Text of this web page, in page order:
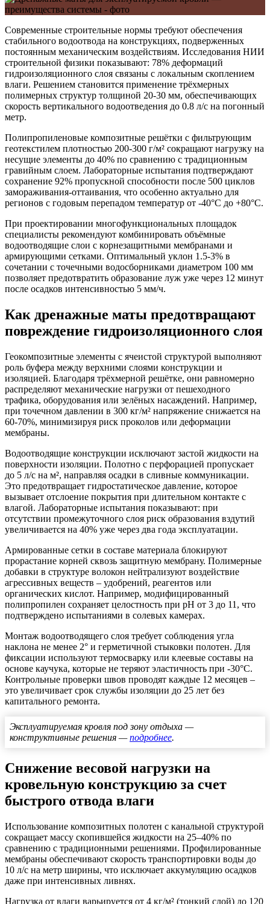
Современные строительные нормы требуют обеспечения
стабильного водоотвода на конструкциях, подверженных
постоянным механическим воздействиям. Исследования НИИ
строительной физики показывают: 78% деформаций
гидроизоляционного слоя связаны с локальным скоплением
влаги. Решением становится применение трёхмерных
полимерных структур толщиной 20-30 мм, обеспечивающих
скорость вертикального водоотведения до 0.8 л/с на погонный
метр.
Полипропиленовые композитные решётки с фильтрующим
геотекстилем плотностью 200-300 г/м² сокращают нагрузку на
несущие элементы до 40% по сравнению с традиционным
гравийным слоем. Лабораторные испытания подтверждают
сохранение 92% пропускной способности после 500 циклов
замораживания-оттаивания, что особенно актуально для
регионов с годовым перепадом температур от -40°C до +80°C.
При проектировании многофункциональных площадок
специалисты рекомендуют комбинировать объёмные
водоотводящие слои с корнезащитными мембранами и
армирующими сетками. Оптимальный уклон 1.5-3% в
сочетании с точечными водосборниками диаметром 100 мм
позволяет предотвратить образование луж уже через 12 минут
после осадков интенсивностью 5 мм/ч.
Как дренажные маты предотвращают
повреждение гидроизоляционного слоя
Геокомпозитные элементы с ячеистой структурой выполняют
роль буфера между верхними слоями конструкции и
изоляцией. Благодаря трёхмерной решётке, они равномерно
распределяют механические нагрузки от пешеходного
трафика, оборудования или зелёных насаждений. Например,
при точечном давлении в 300 кг/м² напряжение снижается на
60-70%, минимизируя риск проколов или деформации
мембраны.
Водоотводящие конструкции исключают застой жидкости на
поверхности изоляции. Полотно с перфорацией пропускает
до 5 л/с на м², направляя осадки в сливные коммуникации.
Это предотвращает гидростатическое давление, которое
вызывает отслоение покрытия при длительном контакте с
влагой. Лабораторные испытания показывают: при
отсутствии промежуточного слоя риск образования вздутий
увеличивается на 40% уже через два года эксплуатации.
Армированные сетки в составе материала блокируют
прорастание корней сквозь защитную мембрану. Полимерные
добавки в структуре волокон нейтрализуют воздействие
агрессивных веществ – удобрений, реагентов или
органических кислот. Например, модифицированный
полипропилен сохраняет целостность при pH от 3 до 11, что
подтверждено испытаниями в солевых камерах.
Монтаж водоотводящего слоя требует соблюдения угла
наклона не менее 2° и герметичной стыковки полотен. Для
фиксации используют термосварку или клеевые составы на
основе каучука, которые не теряют эластичность при -30°C.
Контрольные проверки швов проводят каждые 12 месяцев –
это увеличивает срок службы изоляции до 25 лет без
капитального ремонта.
Эксплуатируемая кровля под зону отдыха —
конструктивные решения —подробнее.
Снижение весовой нагрузки на
кровельную конструкцию за счет
быстрого отвода влаги
Использование композитных полотен с канальной структурой
сокращает массу скопившейся жидкости на 25–40% по
сравнению с традиционными решениями. Профилированные
мембраны обеспечивают скорость транспортировки воды до
10 л/с на метр ширины, что исключает аккумуляцию осадков
даже при интенсивных ливнях.
Нагрузка от влаги варьируется от 4 кг/м² (тонкий слой) до 120